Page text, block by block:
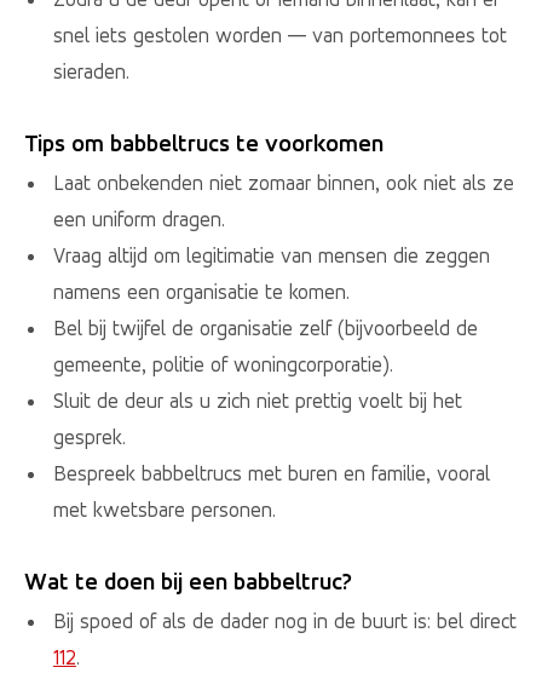
snel iets gestolen worden — van portemonnees tot
sieraden.
Tips om babbeltrucs te voorkomen
Laat onbekenden niet zomaar binnen, ook niet als ze
een uniform dragen.
Vraag altijd om legitimatie van mensen die zeggen
namens een organisatie te komen.
Bel bij twijfel de organisatie zelf (bijvoorbeeld de
gemeente, politie of woningcorporatie).
Sluit de deur als u zich niet prettig voelt bij het
gesprek.
Bespreek babbeltrucs met buren en familie, vooral
met kwetsbare personen.
Wat te doen bij een babbeltruc?
Bij spoed of als de dader nog in de buurt is: bel direct
112.